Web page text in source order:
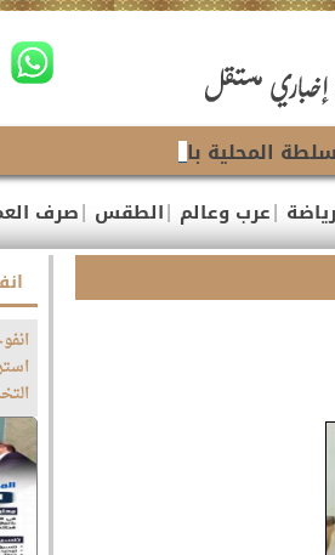
رياضة |عرب وعالم |الطقس |صرف
المحلية باجراء عملية